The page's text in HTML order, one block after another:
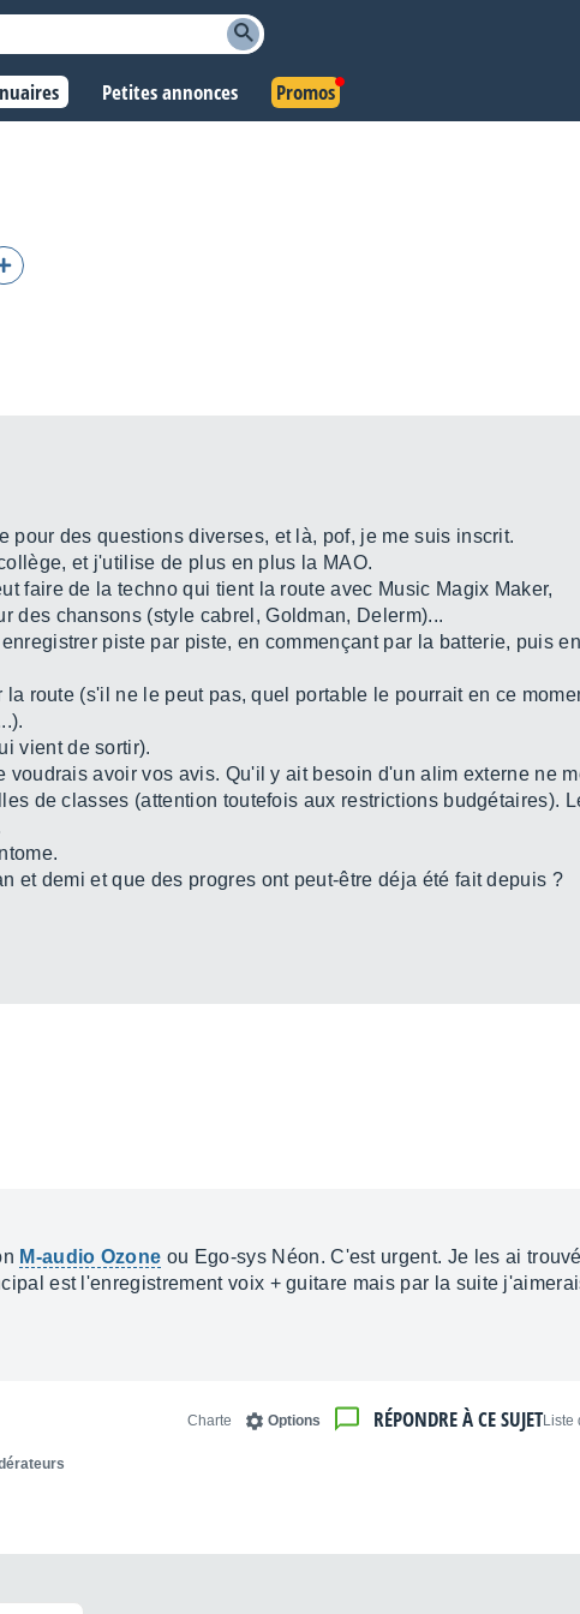
Petites annonces Promos
des questions diverses, et là, pof, je me suis inscrit.
et j'utilise de plus en plus la MAO.
faire de la techno qui tient la route avec Music Magix Maker,
des chansons (style cabrel, Goldman, Delerm)...
piste par piste, en commençant par la batterie, puis en
route (s'il ne le peut pas, quel portable le pourrait en ce
vient de sortir).
avoir vos avis. Qu'il y ait besoin d'un alim externe ne
de classes (attention toutefois aux restrictions budgétaires).
et demi et que des progres ont peut-être déja été fait depuis ?
M-audio Ozone ou Ego-sys Néon. C'est urgent. Je les ai
est l'enregistrement voix + guitare mais par la suite
RÉPONDRE À CE SUJET
Options
Charte